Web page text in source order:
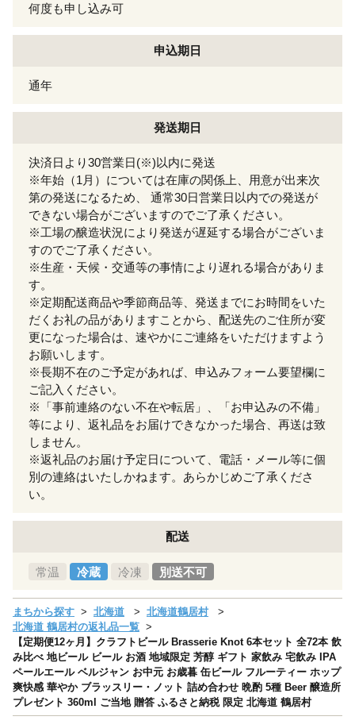
何度も申し込み可
申込期日
通年
発送期日
決済日より30営業日(※)以内に発送
※年始（1月）については在庫の関係上、用意が出来次
第の発送になるため、 通常30日営業日以内での発送が
できない場合がございますのでご了承ください。
※工場の醸造状況により発送が遅延する場合がございま
すのでご了承ください。
※生産・天候・交通等の事情により遅れる場合がありま
す。
※定期配送商品や季節商品等、発送までにお時間をいた
だくお礼の品がありますことから、配送先のご住所が変
更になった場合は、速やかにご連絡をいただけますよう
お願いします。
※長期不在のご予定があれば、申込みフォーム要望欄に
ご記入ください。
※「事前連絡のない不在や転居」、「お申込みの不備」
等により、返礼品をお届けできなかった場合、再送は致
しません。
※返礼品のお届け予定日について、電話・メール等に個
別の連絡はいたしかねます。あらかじめご了承くださ
い。
配送
常温 冷蔵 冷凍 別送不可
まちから探す 北海道
北海道鶴居村
北海道 鶴居村の返礼品一覧
【定期便12ヶ月】クラフトビール Brasserie Knot 6本セット 全72本 飲
み比べ 地ビール ビール お酒 地域限定 芳醇 ギフト 家飲み 宅飲み IPA
ペールエール ベルジャン お中元 お歳暮 缶ビール フルーティー ホップ
爽快感 華やか ブラッスリー・ノット 詰め合わせ 晩酌 5種 Beer 醸造所
プレゼント 360ml ご当地 贈答 ふるさと納税 限定 北海道 鶴居村